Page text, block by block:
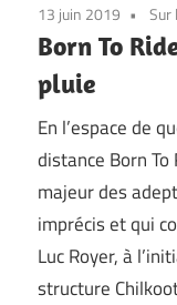
13 juin 2019 Sur
Born To
pluie
En l’espace de
distance Born
majeur des
imprécis et qui
Luc Royer, à
structure